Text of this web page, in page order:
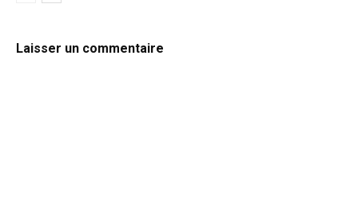
Laisser un commentaire